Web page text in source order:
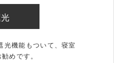
光機能もついて、寝室
めです。